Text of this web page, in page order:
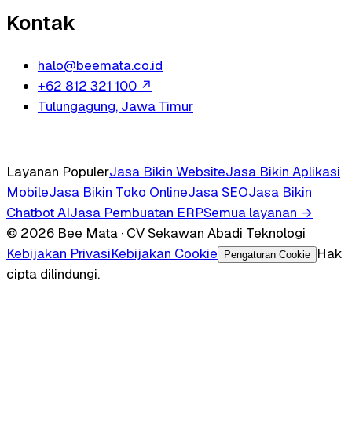
Kontak
halo@beemata.co.id
+62 812 321 100 ↗
Tulungagung, Jawa Timur
Layanan PopulerJasa Bikin WebsiteJasa Bikin Aplikasi
MobileJasa Bikin Toko OnlineJasa SEOJasa Bikin
Chatbot AIJasa Pembuatan ERPSemua layanan →
© 2026 Bee Mata · CV Sekawan Abadi Teknologi
Kebijakan PrivasiKebijakan Cookie Pengaturan Cookie
Hak
cipta dilindungi.